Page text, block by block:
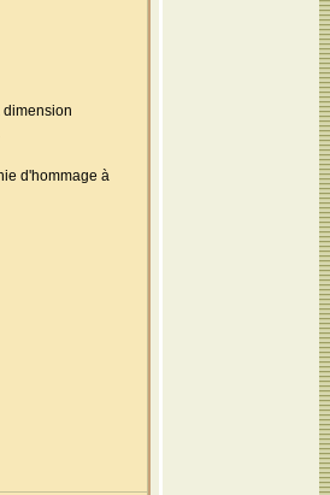
dimension
d'hommage à